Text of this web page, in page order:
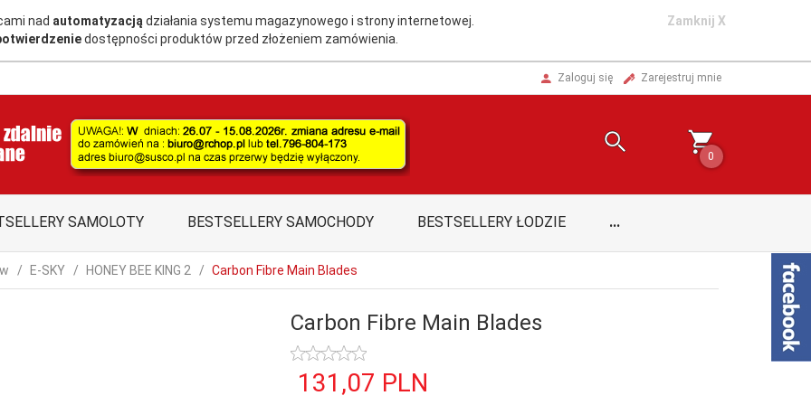
nad automatyzacjądziałania systemu magazynowego i strony internetowej.
dostępności produktów przed złożeniem zamówienia.
Zamknij X
Zaloguj się Zarejestruj mnie
0
SAMOLOTY BESTSELLERY SAMOCHODY BESTSELLERY ŁODZIE ...
E-SKY HONEY BEE KING 2 Carbon Fibre Main Blades
Carbon Fibre Main Blades
131,07 PLN